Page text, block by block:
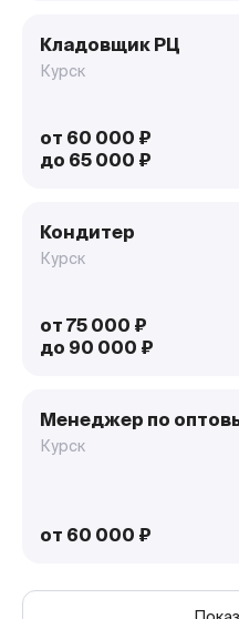
Кладовщик РЦ
Курск
от 60 000 ₽
до 65 000 ₽
Кондитер
Курск
от 75 000 ₽
до 90 000 ₽
Менеджер по
Курск
от 60 000 ₽